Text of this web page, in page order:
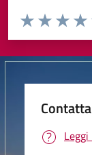
Valuta da 1 a 5
Valuta
Valuta 2
Valuta 1 stelle